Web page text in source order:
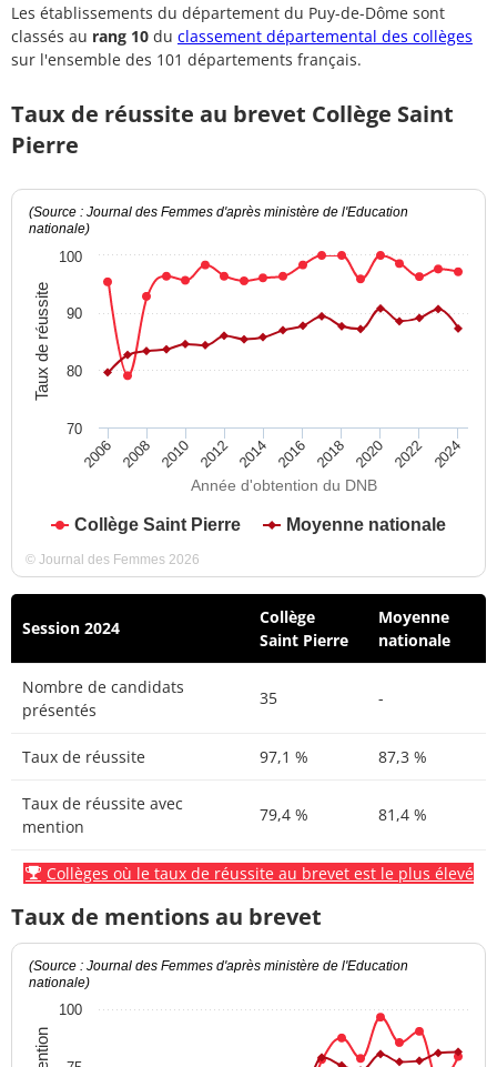
Les établissements du département du Puy-de-Dôme sont
classés au rang 10 du classement départemental des collèges
sur l'ensemble des 101 départements français.
Taux de réussite au brevet Collège Saint
Pierre
Année d'obtention du DNB
Taux de réussite
(Source : Journal des Femmes d'après ministère de l'Education
nationale)
Collège Saint Pierre Moyenne nationale
2006 2008 2010 2012 2014 2016 2018 2020 2022 2024
70
80
90
100
© Journal des Femmes 2026
Session 2024
Collège
Saint Pierre
Moyenne
nationale
Nombre de candidats
présentés
35 -
Taux de réussite 97,1 % 87,3 %
Taux de réussite avec
mention
79,4 % 81,4 %
Collèges où le taux de réussite au brevet est le plus élevé
Taux de mentions au brevet
(Source : Journal des Femmes d'après ministère de l'Education
nationale)
100